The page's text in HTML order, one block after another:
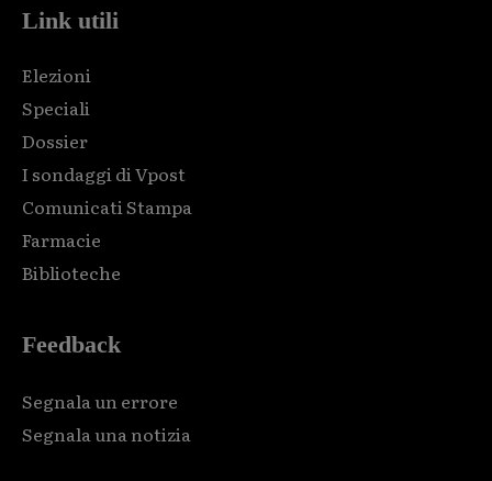
Link utili
Elezioni
Speciali
Dossier
I sondaggi di Vpost
Comunicati Stampa
Farmacie
Biblioteche
Feedback
Segnala un errore
Segnala una notizia